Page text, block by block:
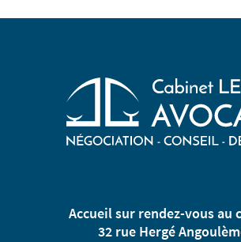
Accueil sur rendez-vous au
32 rue Hergé